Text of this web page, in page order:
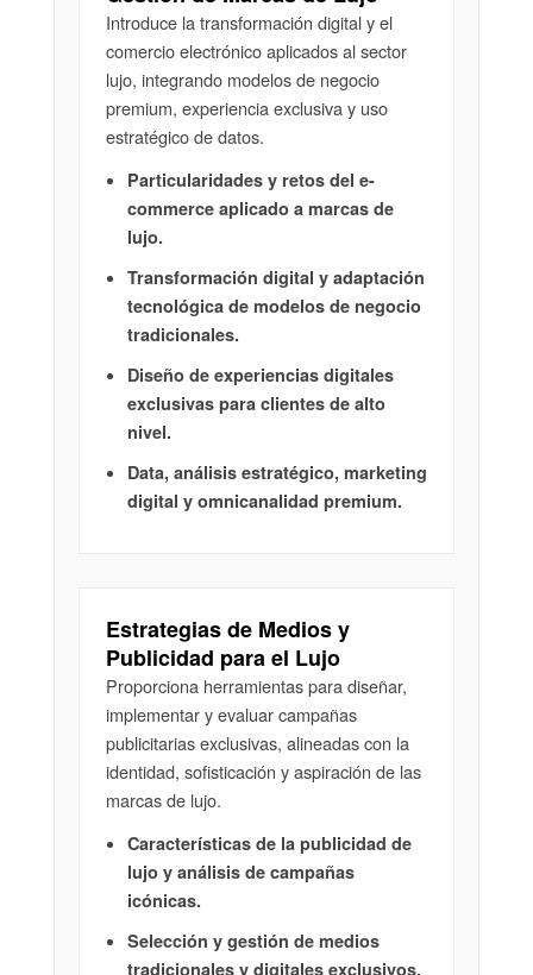
Introduce la transformación digital y el
comercio electrónico aplicados al sector
lujo, integrando modelos de negocio
premium, experiencia exclusiva y uso
estratégico de datos.
Particularidades y retos del e-
commerce aplicado a marcas de
lujo.
Transformación digital y adaptación
tecnológica de modelos de negocio
tradicionales.
Diseño de experiencias digitales
exclusivas para clientes de alto
nivel.
Data, análisis estratégico, marketing
digital y omnicanalidad premium.
Estrategias de Medios y
Publicidad para el Lujo
Proporciona herramientas para diseñar,
implementar y evaluar campañas
publicitarias exclusivas, alineadas con la
identidad, sofisticación y aspiración de las
marcas de lujo.
Características de la publicidad de
lujo y análisis de campañas
icónicas.
Selección y gestión de medios
tradicionales y digitales exclusivos.